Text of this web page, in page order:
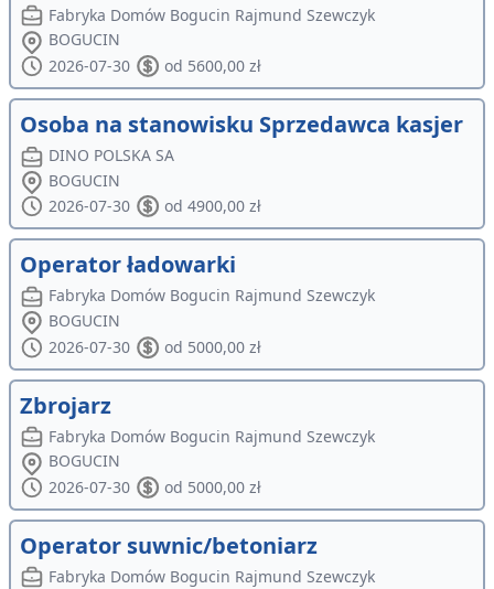
Fabryka Domów Bogucin Rajmund Szewczyk
BOGUCIN
2026-07-30
od 5600,00 zł
Osoba na stanowisku Sprzedawca kasjer
DINO POLSKA SA
BOGUCIN
2026-07-30
od 4900,00 zł
Operator ładowarki
Fabryka Domów Bogucin Rajmund Szewczyk
BOGUCIN
2026-07-30
od 5000,00 zł
Zbrojarz
Fabryka Domów Bogucin Rajmund Szewczyk
BOGUCIN
2026-07-30
od 5000,00 zł
Operator suwnic/betoniarz
Fabryka Domów Bogucin Rajmund Szewczyk